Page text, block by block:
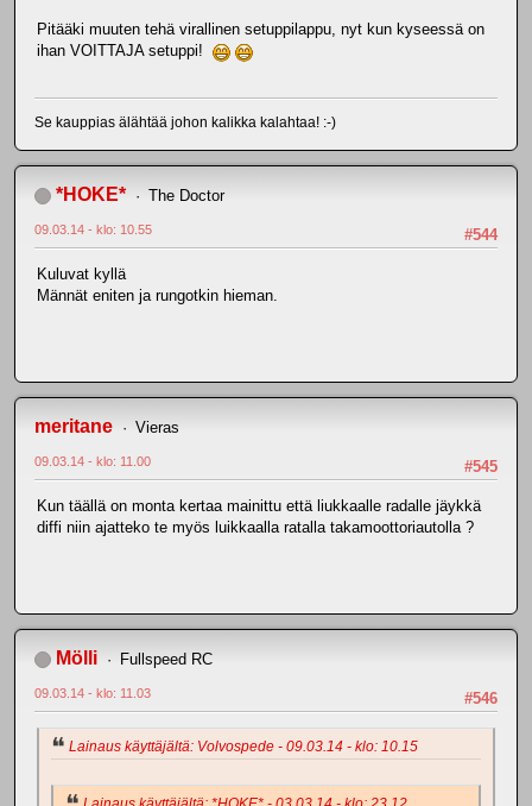
Pitääki muuten tehä virallinen setuppilappu, nyt kun kyseessä on
ihan VOITTAJA setuppi!
Se kauppias älähtää johon kalikka kalahtaa! :-)
*HOKE* The Doctor
#544
09.03.14 - klo: 10.55
Kuluvat kyllä
Männät eniten ja rungotkin hieman.
meritane Vieras
#545
09.03.14 - klo: 11.00
Kun täällä on monta kertaa mainittu että liukkaalle radalle jäykkä
diffi niin ajatteko te myös luikkaalla ratalla takamoottoriautolla ?
Mölli Fullspeed RC
#546
09.03.14 - klo: 11.03
Lainaus käyttäjältä: Volvospede - 09.03.14 - klo: 10.15